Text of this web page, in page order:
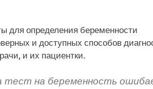
для определения беременности
и доступных способов
и их пациентки.
тест на беременность